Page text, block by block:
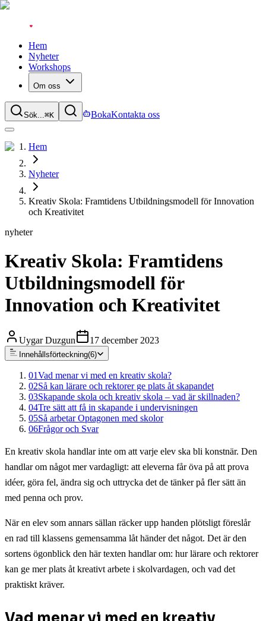
Hem
Nyheter
Workshops
Om oss
Sök...⌘K BokaKontakta oss
Hem
Nyheter
Kreativ Skola: Framtidens Utbildningsmodell för Innovation
och Kreativitet
nyheter
Kreativ Skola: Framtidens
Utbildningsmodell för
Innovation och Kreativitet
Uygar Duzgun 17 december 2023
Innehållsförteckning(6)
01Vad menar vi med en kreativ skola?
02Så kan lärare och rektorer ge plats åt skapandet
03Skapande skola och kreativ skola – vad är skillnaden?
04Tre sätt att få in skapande i undervisningen
05Så arbetar Optagonen med skolor
06Frågor och Svar
En kreativ skola handlar inte om att varje elev ska bli konstnär. Den
handlar om något mer vardagligt: att eleverna får öva på att prova
idéer, göra fel, ändra sig och uttrycka det de tänker på fler sätt än
med penna och prov.
När en elev som annars sällan räcker upp handen plötsligt föreslår
en rad till klassens gemensamma låt händer det något. Det är den
sortens ögonblick den här texten handlar om: hur lärare och rektorer
kan ge mer plats åt kreativt arbete i skolvardagen, och vad det
praktiskt kräver.